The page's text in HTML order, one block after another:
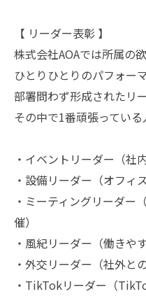
【 リーダー表彰 】
株式会社AOAでは所属の
ひとりひとりのパフォー
部署問わず形成されたリ
その中で1番頑張ってい
・イベントリーダー（
・設備リーダー（オフィ
・ミーティングリーダー
催）
・風紀リーダー（働きや
・外交リーダー（社外と
・TikTokリーダー（